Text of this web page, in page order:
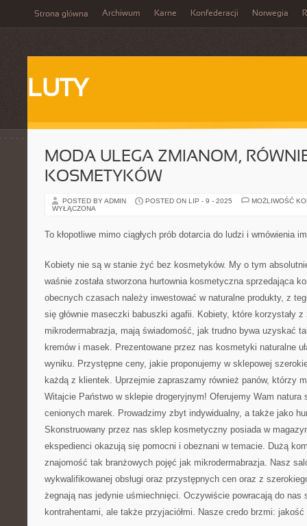
Strona główna Archiwum Karne Konfederacji Norwegia
LUTY
MODA ULEGA ZMIANOM,
KOSMETYKÓW
POSTED BY ADMIN POSTED ON LIP - 9 - 2025
MOŻLIWOŚĆ
WYŁĄCZONA
To kłopotliwe mimo ciągłych prób dotarcia do ludzi i wmówienia
Kobiety nie są w stanie żyć bez kosmetyków. My o tym
waśnie została stworzona hurtownia kosmetyczna sprzedająca
obecnych czasach należy inwestować w naturalne produkty, z
się głównie maseczki babuszki agafii. Kobiety, które korzystały
mikrodermabrazja, mają świadomość, jak trudno bywa uzyskać
kremów i masek. Prezentowane przez nas kosmetyki naturalne
wyniku. Przystępne ceny, jakie proponujemy w sklepowej
każdą z klientek. Uprzejmie zapraszamy również panów, którzy
Witajcie Państwo w sklepie drogeryjnym! Oferujemy Wam natura
cenionych marek. Prowadzimy zbyt indywidualny, a także jako
Skonstruowany przez nas sklep kosmetyczny posiada w
ekspedienci okazują się pomocni i obeznani w temacie. Dużą
znajomość tak branżowych pojęć jak mikrodermabrazja. Nasz
wykwalifikowanej obsługi oraz przystępnych cen oraz z
żegnają nas jedynie uśmiechnięci. Oczywiście powracają do nas
kontrahentami, ale także przyjaciółmi. Nasze credo brzmi: